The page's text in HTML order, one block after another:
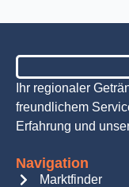
Ihr regionaler
freundlichem
Erfahrung und
Navigation
Marktfinder